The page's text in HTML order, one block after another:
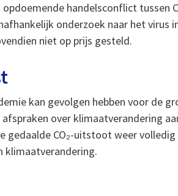
handelsconflict tussen
onderzoek naar het virus
niet op prijs gesteld.
kan gevolgen hebben voor de
over klimaatverandering
gedaalde CO₂-uitstoot weer
klimaatverandering.